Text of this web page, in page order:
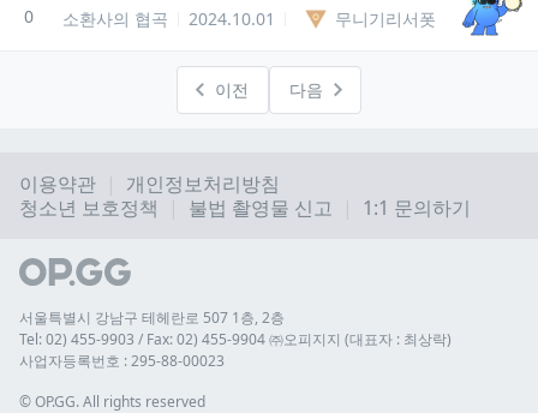
0
소환사의 협곡
2024.10.01 무니기리서폿
이전 다음
이용약관
개인정보처리방침
청소년 보호정책
불법 촬영물 신고 1:1 문의하기
서울특별시 강남구 테헤란로 507 1층, 2층
Tel: 02) 455-9903 / Fax: 02) 455-9904 ㈜오피지지 (대표자 : 최상락)
사업자등록번호 : 295-88-00023
© OP.GG. All rights reserved